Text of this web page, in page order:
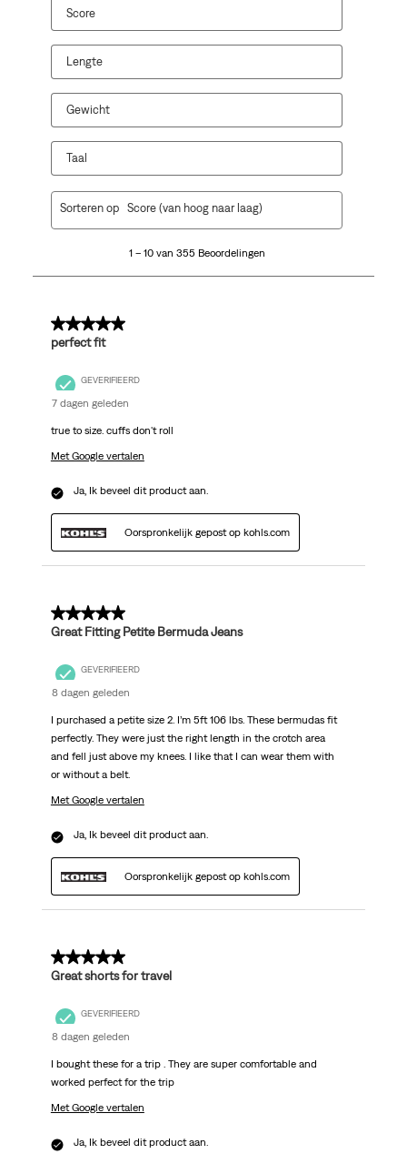
Score
Lengte
Gewicht
Taal
355
1 – 10 van 355 Beoordelingen
Sorteren op Score (van hoog naar laag)
5 van 5 sterren.
perfect fit
GEVERIFIEERD
7 dagen geleden
true to size. cuffs don't roll
Met Google vertalen
Ja, Ik beveel dit product aan.
Oorspronkelijk gepost op kohls.com
5 van 5 sterren.
Great Fitting Petite Bermuda Jeans
GEVERIFIEERD
8 dagen geleden
I purchased a petite size 2. I’m 5ft 106 lbs. These bermudas fit
perfectly. They were just the right length in the crotch area
and fell just above my knees. I like that I can wear them with
or without a belt.
Met Google vertalen
Ja, Ik beveel dit product aan.
Oorspronkelijk gepost op kohls.com
5 van 5 sterren.
Great shorts for travel
GEVERIFIEERD
8 dagen geleden
I bought these for a trip . They are super comfortable and
worked perfect for the trip
Met Google vertalen
Ja, Ik beveel dit product aan.